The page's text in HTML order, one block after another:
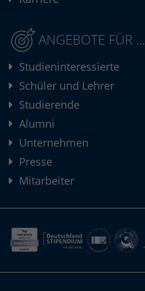
ANGEBOTE FÜR ...
Studieninteressierte
Schüler und Lehrer
Studierende
Alumni
Unternehmen
Presse
Mitarbeiter